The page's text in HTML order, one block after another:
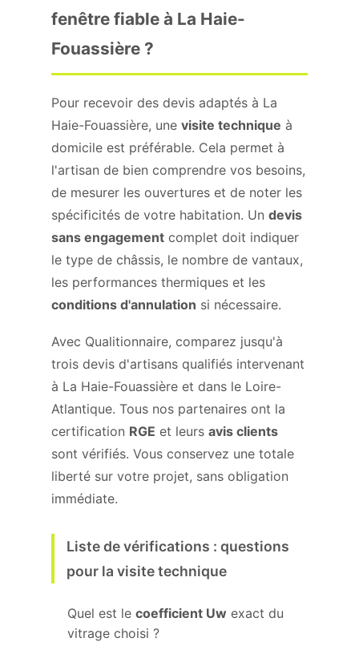
fenêtre fiable à La Haie-
Fouassière ?
Pour recevoir des devis adaptés à La
Haie-Fouassière, une visite technique à
domicile est préférable. Cela permet à
l'artisan de bien comprendre vos besoins,
de mesurer les ouvertures et de noter les
spécificités de votre habitation. Un devis
sans engagement complet doit indiquer
le type de châssis, le nombre de vantaux,
les performances thermiques et les
conditions d'annulation si nécessaire.
Avec Qualitionnaire, comparez jusqu'à
trois devis d'artisans qualifiés intervenant
à La Haie-Fouassière et dans le Loire-
Atlantique. Tous nos partenaires ont la
certification RGE et leurs avis clients
sont vérifiés. Vous conservez une totale
liberté sur votre projet, sans obligation
immédiate.
Liste de vérifications : questions
pour la visite technique
Quel est le coefficient Uw exact du
vitrage choisi ?